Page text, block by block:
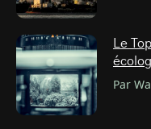
Le
Par